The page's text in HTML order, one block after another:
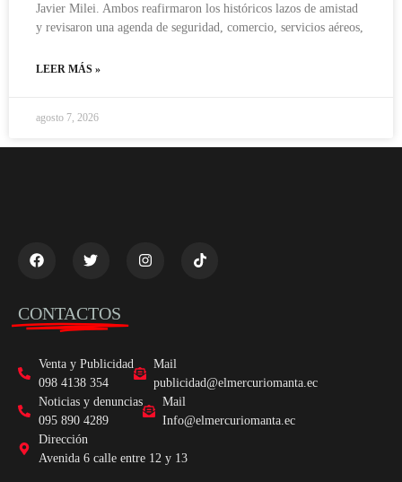
Javier Milei. Ambos reafirmaron los históricos lazos de amistad
y revisaron una agenda de seguridad, comercio, servicios aéreos,
LEER MÁS »
agosto 7, 2026
CONTACTOS
Venta y Publicidad
098 4138 354
Mail
publicidad@elmercuriomanta.ec
Noticias y denuncias
095 890 4289
Mail
Info@elmercuriomanta.ec
Dirección
Avenida 6 calle entre 12 y 13